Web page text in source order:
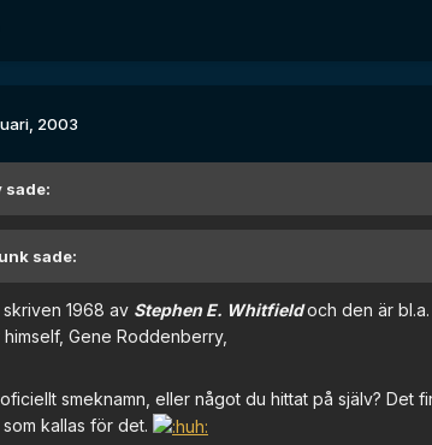
2003
sade:
sade:
1968 av Stephen E. Whitfieldoch den är
himself, Gene Roddenberry,
smeknamn, eller något du hittat på själv? Det
kallas för det.